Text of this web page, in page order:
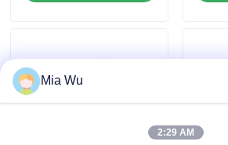
Poprosić o wycenę
Czujnik spO2 wielokrotnego użytku
Mia Wu
2:29 AM